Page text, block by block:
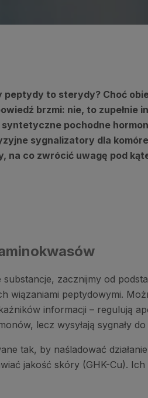
to sterydy? Choć
brzmi: nie, to zupełnie
pochodne
sygnalizatory dla
co zwrócić uwagę pod
zacznijmy od
wiązaniami peptydowymi.
informacji – regulują
lecz wysyłają sygnały
tak, by naśladować
jakość skóry (GHK-Cu).